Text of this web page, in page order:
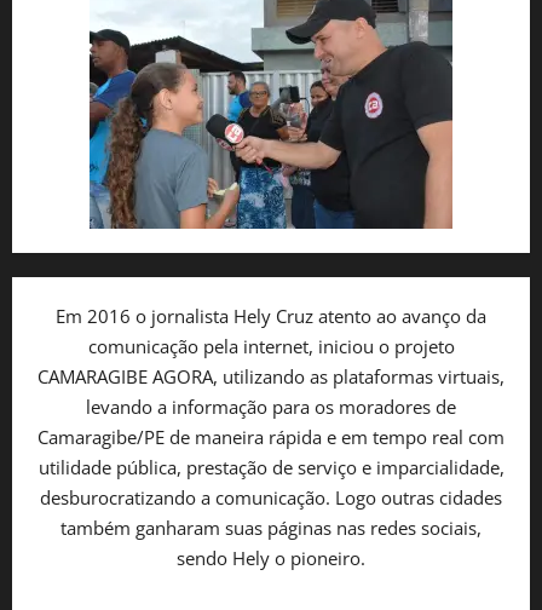
Em 2016 o jornalista Hely Cruz atento ao avanço da
comunicação pela internet, iniciou o projeto
CAMARAGIBE AGORA, utilizando as plataformas virtuais,
levando a informação para os moradores de
Camaragibe/PE de maneira rápida e em tempo real com
utilidade pública, prestação de serviço e imparcialidade,
desburocratizando a comunicação. Logo outras cidades
também ganharam suas páginas nas redes sociais,
sendo Hely o pioneiro.